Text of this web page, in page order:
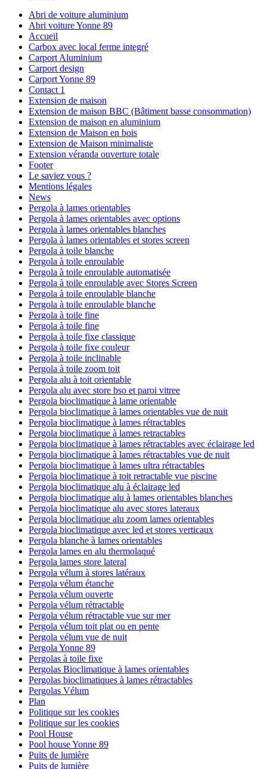
Abri de voiture aluminium
Abri voiture Yonne 89
Accueil
Carbox avec local ferme integré
Carport Aluminium
Carport design
Carport Yonne 89
Contact 1
Extension de maison
Extension de maison BBC (Bâtiment basse consommation)
Extension de maison en aluminium
Extension de Maison en bois
Extension de Maison minimaliste
Extension véranda ouverture totale
Footer
Le saviez vous ?
Mentions légales
News
Pergola à lames orientables
Pergola à lames orientables avec options
Pergola à lames orientables blanches
Pergola à lames orientables et stores screen
Pergola à toile blanche
Pergola à toile enroulable
Pergola à toile enroulable automatisée
Pergola à toile enroulable avec Stores Screen
Pergola à toile enroulable blanche
Pergola à toile enroulable blanche
Pergola à toile fine
Pergola à toile fine
Pergola à toile fixe classique
Pergola à toile fixe couleur
Pergola à toile inclinable
Pergola à toile zoom toit
Pergola alu à toit orientable
Pergola alu avec store bso et paroi vitree
Pergola bioclimatique à lame orientable
Pergola bioclimatique à lames orientables vue de nuit
Pergola bioclimatique à lames rétractables
Pergola bioclimatique à lames retractables
Pergola bioclimatique à lames rétractables avec éclairage led
Pergola bioclimatique à lames rétractables vue de nuit
Pergola bioclimatique à lames ultra rétractables
Pergola bioclimatique à toit retractable vue piscine
Pergola bioclimatique alu à éclairage led
Pergola bioclimatique alu à lames orientables blanches
Pergola bioclimatique alu avec stores lateraux
Pergola bioclimatique alu zoom lames orientables
Pergola bioclimatique avec led et stores verticaux
Pergola blanche à lames orientables
Pergola lames en alu thermolaqué
Pergola lames store lateral
Pergola vélum à stores latéraux
Pergola vélum étanche
Pergola vélum ouverte
Pergola vélum rétractable
Pergola vélum rétractable vue sur mer
Pergola vélum toit plat ou en pente
Pergola vélum vue de nuit
Pergola Yonne 89
Pergolas à toile fixe
Pergolas Bioclimatique à lames orientables
Pergolas bioclimatiques à lames rétractables
Pergolas Vélum
Plan
Politique sur les cookies
Politique sur les cookies
Pool House
Pool house Yonne 89
Puits de lumière
Puits de lumière